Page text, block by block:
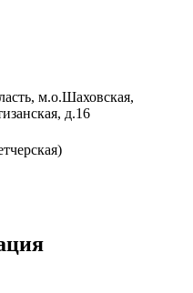
м.о.Шаховская,
д.16